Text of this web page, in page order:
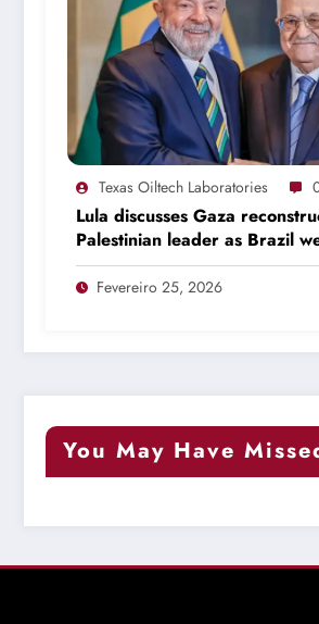
Texas Oiltech Laboratories
Lula discusses Gaza
Palestinian leader as Brazil
invitation
Fevereiro 25, 2026
You May Have